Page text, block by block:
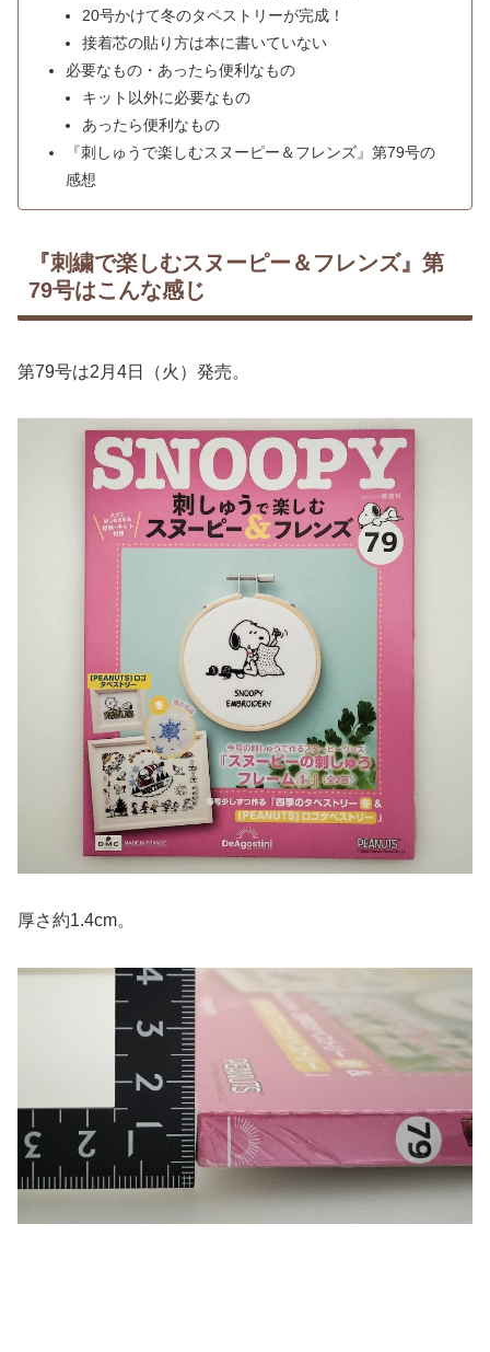
20号かけて冬のタペストリーが完成！
接着芯の貼り方は本に書いていない
必要なもの・あったら便利なもの
キット以外に必要なもの
あったら便利なもの
『刺しゅうで楽しむスヌーピー＆フレンズ』第79号の
感想
『刺繍で楽しむスヌーピー＆フレンズ』第
79号はこんな感じ
第79号は2月4日（火）発売。
厚さ約1.4cm。